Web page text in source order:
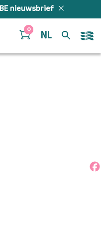
nieuwsbrief
0
NL